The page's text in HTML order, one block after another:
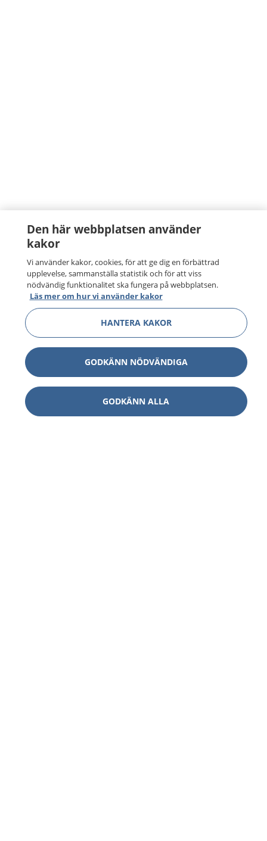
Den här webbplatsen använder
kakor
Vi använder kakor, cookies, för att ge dig en förbättrad
upplevelse, sammanställa statistik och för att viss
nödvändig funktionalitet ska fungera på webbplatsen.
Läs mer om hur vi använder kakor
HANTERA KAKOR
GODKÄNN NÖDVÄNDIGA
GODKÄNN ALLA